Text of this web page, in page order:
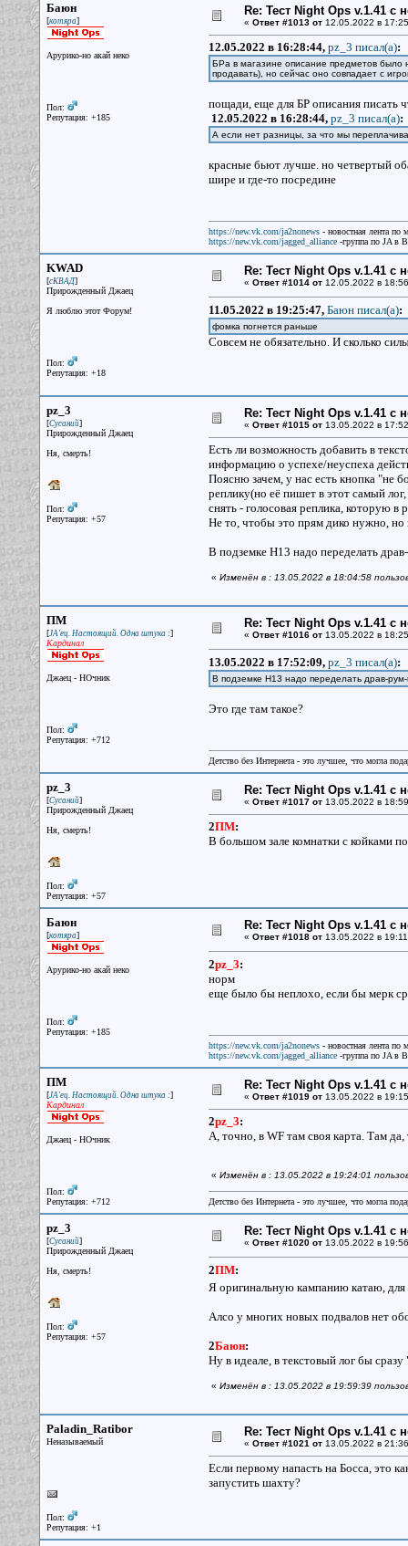
Баюн
[котяра]
Арурико-но акай неко
Пол:
Репутация: +185
Re: Тест Night Ops v.1.41 с
« Ответ #1013 от12.05.2022 в
12.05.2022 в 16:28:44, pz_3 писал(a):
БРа в магазине описание предметов было
продавать), но сейчас оно совпадает с
пощади, еще для БР описания писать
12.05.2022 в 16:28:44, pz_3 писал(a):
А если нет разницы, за что мы
красные бьют лучше. но четвертый
шире и где-то посредине
https://new.vk.com/ja2nonews- новостная лента по
https://new.vk.com/jagged_alliance-группа по JA в
KWAD
[сКВАД]
Прирожденный Джаец
Я люблю этот Форум!
Пол:
Репутация: +18
Re: Тест Night Ops v.1.41 с
« Ответ #1014 от12.05.2022 в
11.05.2022 в 19:25:47, Баюн писал(a):
фомка погнется раньше
Совсем не обязательно. И сколько
pz_3
[Сусаний]
Прирожденный Джаец
Ня, смерть!
Пол:
Репутация: +57
Re: Тест Night Ops v.1.41 с
« Ответ #1015 от13.05.2022 в
Есть ли возможность добавить в
информацию о успехе/неуспеха
Поясню зачем, у нас есть кнопка "не
реплику(но её пишет в этот самый
снять - голосовая реплика, которую
Не то, чтобы это прям дико нужно, но
В подземке Н13 надо переделать
« Изменён в : 13.05.2022 в 18:04:58
ПМ
[JA'ец. Настоящий. Одна штука :]
Кардинал
Джаец - НОчник
Пол:
Репутация: +712
Re: Тест Night Ops v.1.41 с
« Ответ #1016 от13.05.2022 в
13.05.2022 в 17:52:09, pz_3 писал(a):
В подземке Н13 надо переделать драв-
Это где там такое?
Детство без Интернета - это лучшее, что могла
pz_3
[Сусаний]
Прирожденный Джаец
Ня, смерть!
Пол:
Репутация: +57
Re: Тест Night Ops v.1.41 с
« Ответ #1017 от13.05.2022 в
2ПМ:
В большом зале комнатки с койками
Баюн
[котяра]
Арурико-но акай неко
Пол:
Репутация: +185
Re: Тест Night Ops v.1.41 с
« Ответ #1018 от13.05.2022 в
2pz_3:
норм
еще было бы неплохо, если бы мерк
https://new.vk.com/ja2nonews- новостная лента по
https://new.vk.com/jagged_alliance-группа по JA в
ПМ
[JA'ец. Настоящий. Одна штука :]
Кардинал
Джаец - НОчник
Пол:
Репутация: +712
Re: Тест Night Ops v.1.41 с
« Ответ #1019 от13.05.2022 в
2pz_3:
А, точно, в WF там своя карта. Там
« Изменён в : 13.05.2022 в 19:24:01
Детство без Интернета - это лучшее, что могла
pz_3
[Сусаний]
Прирожденный Джаец
Ня, смерть!
Пол:
Репутация: +57
Re: Тест Night Ops v.1.41 с
« Ответ #1020 от13.05.2022 в
2ПМ:
Я оригинальную кампанию катаю,
Алсо у многих новых подвалов нет
2Баюн:
Ну в идеале, в текстовый лог бы
« Изменён в : 13.05.2022 в 19:59:39
Paladin_Ratibor
Неназываемый
Пол:
Репутация: +1
Re: Тест Night Ops v.1.41 с
« Ответ #1021 от13.05.2022 в
Если первому напасть на Босса, это
запустить шахту?